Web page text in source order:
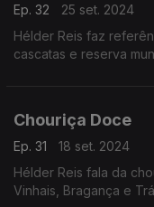
Ep. 32
25 set. 2024
Hélder Reis faz
cascatas e reserva
Chouriça Doce
Ep. 31
18 set. 2024
Hélder Reis fala da
Vinhais, Bragança e